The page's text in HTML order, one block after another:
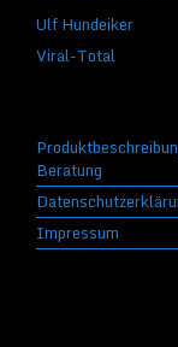
Ulf Hundeiker
Viral-Total
Beratung
Impressum